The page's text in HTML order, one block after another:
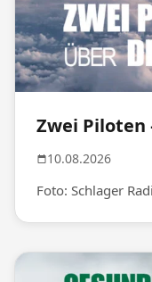
Zwei
10.08.2026
Foto: Schlager